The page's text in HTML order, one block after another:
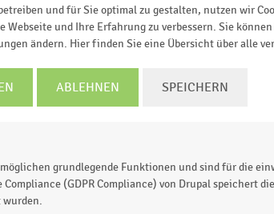
zum Klimaschutz
und für Sie optimal zu gestalten, nutzen wir
Webseite und Ihre Erfahrung zu verbessern. Sie
ändern. Hier finden Sie eine Übersicht über alle
ABLEHNEN SPEICHERN
grundlegende Funktionen und sind für die
(GDPR Compliance) von Drupal speichert
wurden.